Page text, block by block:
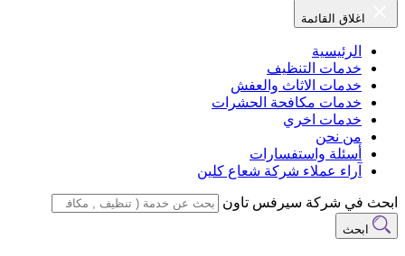
اغلاق القائمة
الرئيسية
خدمات التنظيف
خدمات الاثاث والعفش
خدمات مكافحة الحشرات
خدمات اخري
من نحن
أسئلة واستفسارات
آراء عملاء شركة شعاع كلين
ابحث في شركة سيرفس تاون
ابحث